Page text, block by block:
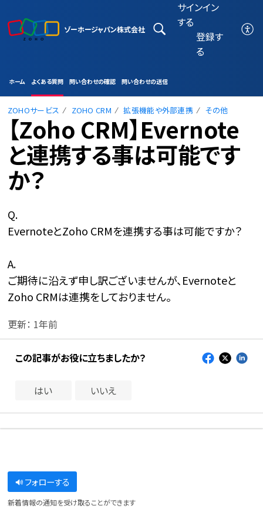
ゾーホージャパン株式会社
サインイン
する
登録す
る
ホーム よくある質問 問い合わせの確認 問い合わせの送信
ZOHOサービス ZOHO CRM 拡張機能や外部連携 その他
【Zoho CRM】Evernote
と連携する事は可能です
か？
Q.
EvernoteとZoho CRMを連携する事は可能ですか？
A.
ご期待に沿えず申し訳ございませんが、Evernoteと
Zoho CRMは連携をしておりません。
更新： 1年前
この記事がお役に立ちましたか？
はい いいえ
フォローする
新着情報の通知を受け取ることができます